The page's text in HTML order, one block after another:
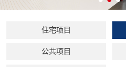
住宅项目
公共项目